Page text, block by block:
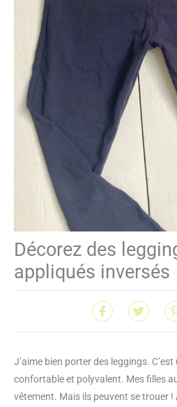
Décorez des
appliqués inversés
J’aime bien porter des leggings.
confortable et polyvalent. Mes filles
vêtement. Mais ils peuvent se trouer